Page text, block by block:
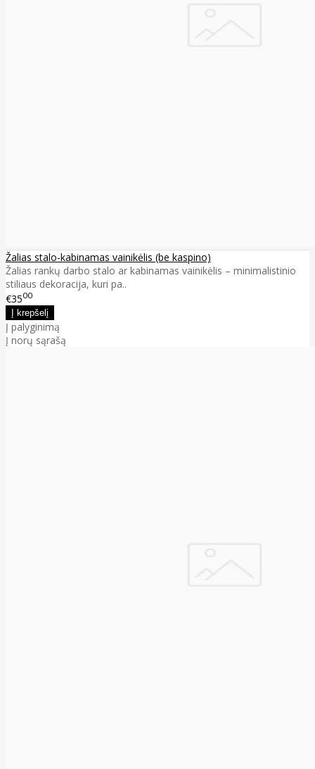
Žalias stalo-kabinamas vainikėlis (be kaspino)
Žalias rankų darbo stalo ar kabinamas vainikėlis – minimalistinio
stiliaus dekoracija, kuri pa..
€3500
Į palyginimą
Į norų sąrašą